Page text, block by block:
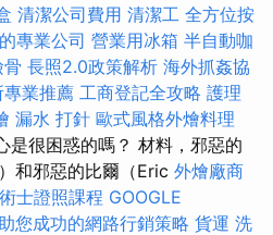
清潔公司費用 清潔工 全方位按
專業公司 營業用冰箱 半自動咖
骨 長照2.0政策解析 海外抓姦協
業推薦 工商登記全攻略 護理
漏水 打針 歐式風格外燴料理
是很困惑的嗎？ 材料，邪惡的
和邪惡的比爾（Eric 外燴廠商
士證照課程 GOOGLE
您成功的網路行銷策略 貨運 洗